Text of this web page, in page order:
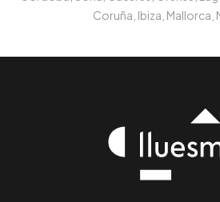
Coruña, Ibiza, Mallorca,